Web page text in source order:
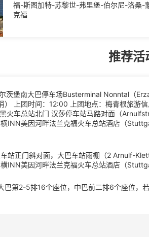
福-斯图加特-苏黎世-弗里堡-伯尔尼-洛桑-
克福
推荐活
茨堡南大巴停车场Busterminal Nonntal（
） 上团时间：12:00 上团地点：梅青根旅
火车总站北门 汉莎停车站马路对面（
INN美因河畔法兰克福火车总站酒店（
站正门斜对面，大巴车站雨棚（2 Arnulf-
INN美因河畔法兰克福火车总站酒店（
巴第2-5排16个座位，中巴前二排6个座位，